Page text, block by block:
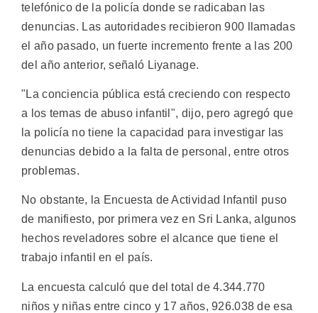
telefónico de la policía donde se radicaban las
denuncias. Las autoridades recibieron 900 llamadas
el año pasado, un fuerte incremento frente a las 200
del año anterior, señaló Liyanage.
"La conciencia pública está creciendo con respecto
a los temas de abuso infantil", dijo, pero agregó que
la policía no tiene la capacidad para investigar las
denuncias debido a la falta de personal, entre otros
problemas.
No obstante, la Encuesta de Actividad Infantil puso
de manifiesto, por primera vez en Sri Lanka, algunos
hechos reveladores sobre el alcance que tiene el
trabajo infantil en el país.
La encuesta calculó que del total de 4.344.770
niños y niñas entre cinco y 17 años, 926.038 de esa